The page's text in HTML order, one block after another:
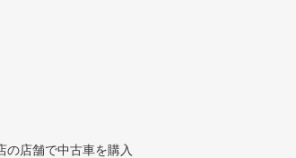
の店舗で中古車を購入